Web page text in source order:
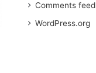
Comments feed
WordPress.org